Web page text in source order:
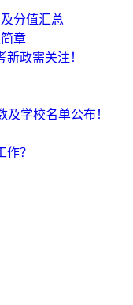
分值汇总
章
新政需关注！
及学校名单公布！
？